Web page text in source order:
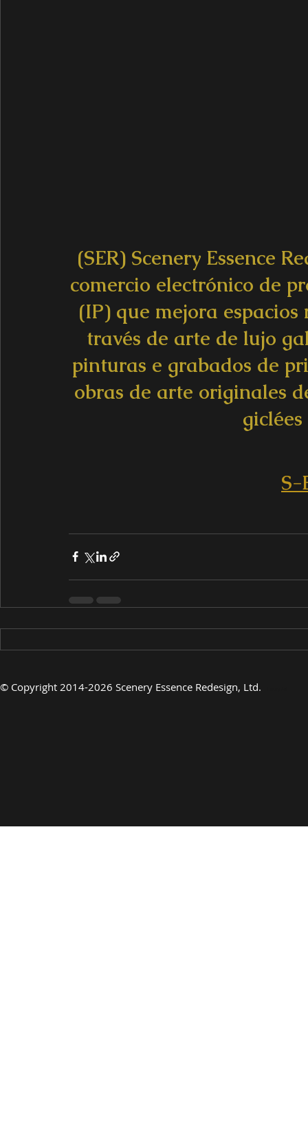
(SER) Scenery Essence
comercio electrónico de
(IP) que mejora
través de arte de lujo
pinturas e grabados de
obras de arte originales
S-
© Copyright 2014-2026 Scenery Essence Redesign, Ltd.